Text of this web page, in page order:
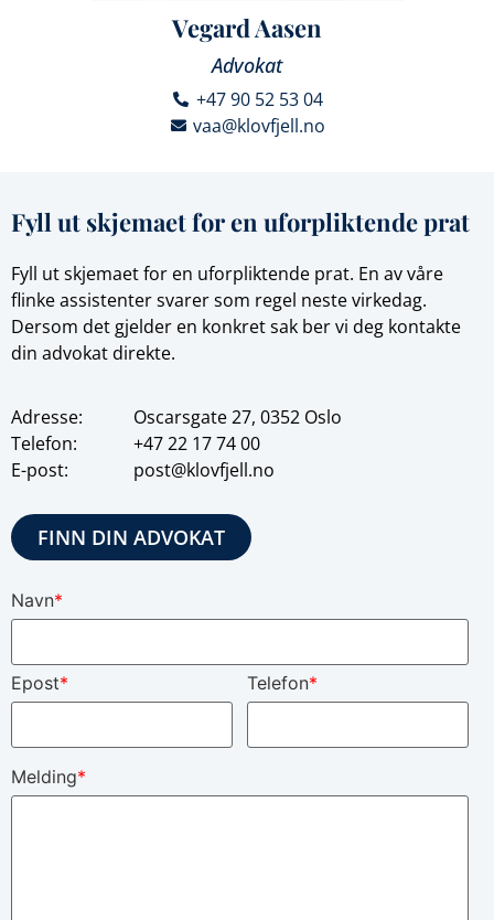
Vegard Aasen
Advokat
+47 90 52 53 04
vaa@klovfjell.no
Fyll ut skjemaet for en uforpliktende prat
Fyll ut skjemaet for en uforpliktende prat. En av våre
flinke assistenter svarer som regel neste virkedag.
Dersom det gjelder en konkret sak ber vi deg kontakte
din advokat direkte.
Adresse:
Telefon:
E-post:
Oscarsgate 27, 0352 Oslo
+4722 17 74 00
post@klovfjell.no
FINN DIN ADVOKAT
Navn*
Epost* Telefon*
Melding*